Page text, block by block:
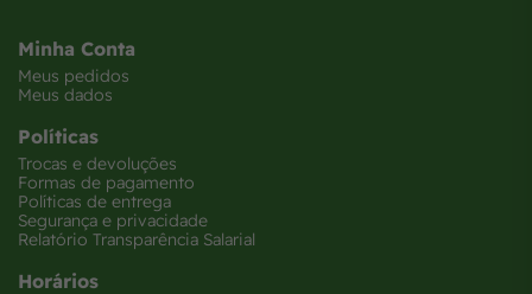
Minha Conta
Meus pedidos
Meus dados
Políticas
Trocas e devoluções
Formas de pagamento
Políticas de entrega
Segurança e privacidade
Relatório Transparência Salarial
Horários